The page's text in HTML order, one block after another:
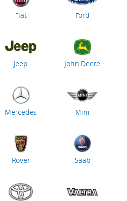
Fiat Ford
Jeep John Deere
Mercedes Mini
Rover Saab